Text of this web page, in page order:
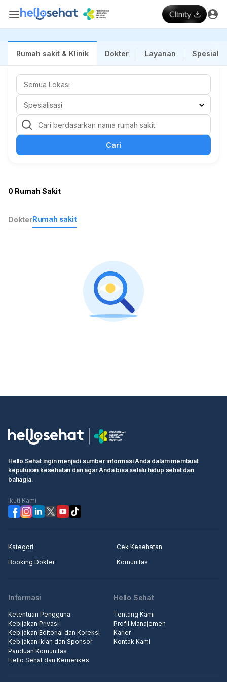
Rumah sakit & Klinik Dokter Layanan
Cari
0 Rumah Sakit
DokterRumah sakit
Hello Sehat ingin menjadi sumber informasi Anda dalam membuat
keputusan kesehatan dan agar Anda bisa selalu hidup sehat dan
bahagia.
Ikuti Kami
Kategori
Cek Kesehatan
Booking Dokter
Komunitas
Informasi
Ketentuan Pengguna
Kebijakan Privasi
Kebijakan Editorial dan Koreksi
Kebijakan Iklan dan Sponsor
Panduan Komunitas
Hello Sehat dan Kemenkes
Hello Sehat
Tentang Kami
Profil Manajemen
Karier
Kontak Kami